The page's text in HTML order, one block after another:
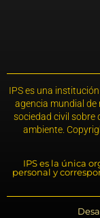
IPS es una
agencia mundial de
sociedad civil sobre
ambiente.
IPS es la única
personal y